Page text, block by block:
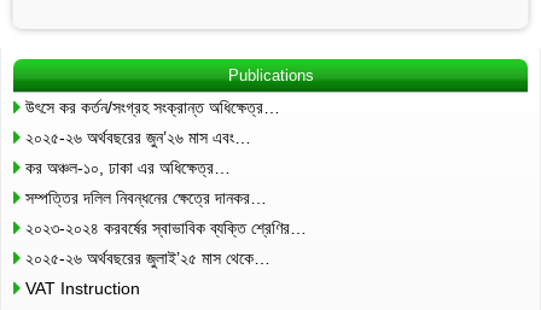
Publications
উৎসে কর কর্তন/সংগ্রহ সংক্রান্ত অধিক্ষেত্র…
২০২৫-২৬ অর্থবছরের জুন’২৬ মাস এবং…
কর অঞ্চল-১০, ঢাকা এর অধিক্ষেত্র…
সম্পত্তির দলিল নিবন্ধনের ক্ষেত্রে দানকর…
২০২৩-২০২৪ করবর্ষের স্বাভাবিক ব্যক্তি শ্রেণির…
২০২৫-২৬ অর্থবছরের জুলাই’২৫ মাস থেকে…
VAT Instruction